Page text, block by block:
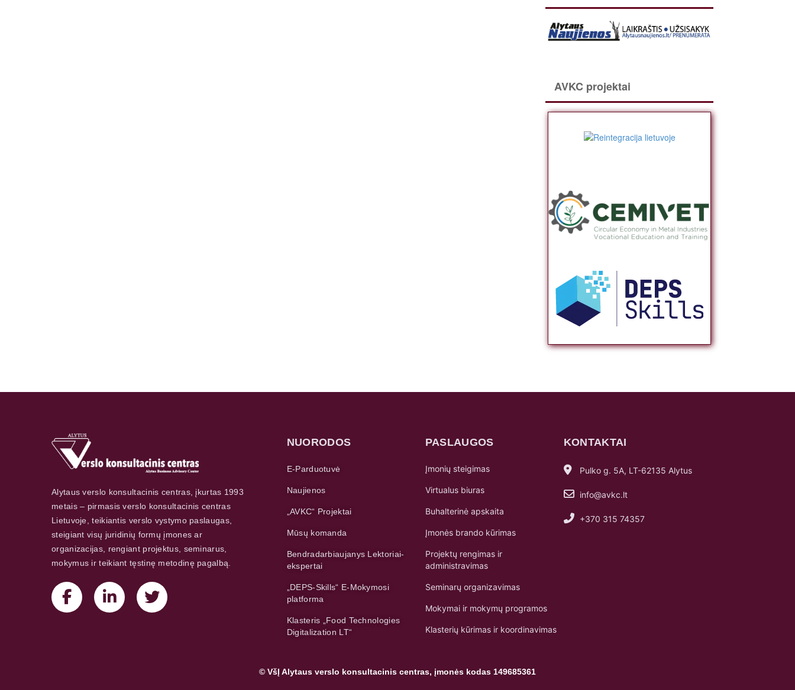
AVKC projektai
Alytaus verslo konsultacinis centras, įkurtas 1993
metais – pirmasis verslo konsultacinis centras
Lietuvoje, teikiantis verslo vystymo paslaugas,
steigiant visų juridinių formų įmones ar
organizacijas, rengiant projektus, seminarus,
mokymus ir teikiant tęstinę metodinę pagalbą.
NUORODOS
E-Parduotuvė
Naujienos
„AVKC“ Projektai
Mūsų komanda
Bendradarbiaujanys Lektoriai-
ekspertai
„DEPS-Skills“ E-Mokymosi
platforma
Klasteris „Food Technologies
Digitalization LT“
PASLAUGOS
Įmonių steigimas
Virtualus biuras
Buhalterinė apskaita
Įmonės brando kūrimas
Projektų rengimas ir
administravimas
Seminarų organizavimas
Mokymai ir mokymų programos
Klasterių kūrimas ir koordinavimas
KONTAKTAI
Pulko g. 5A, LT-62135 Alytus
info@avkc.lt
+370 315 74357
© VšĮ Alytaus verslo konsultacinis centras, įmonės kodas 149685361